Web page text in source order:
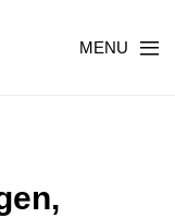
MENU